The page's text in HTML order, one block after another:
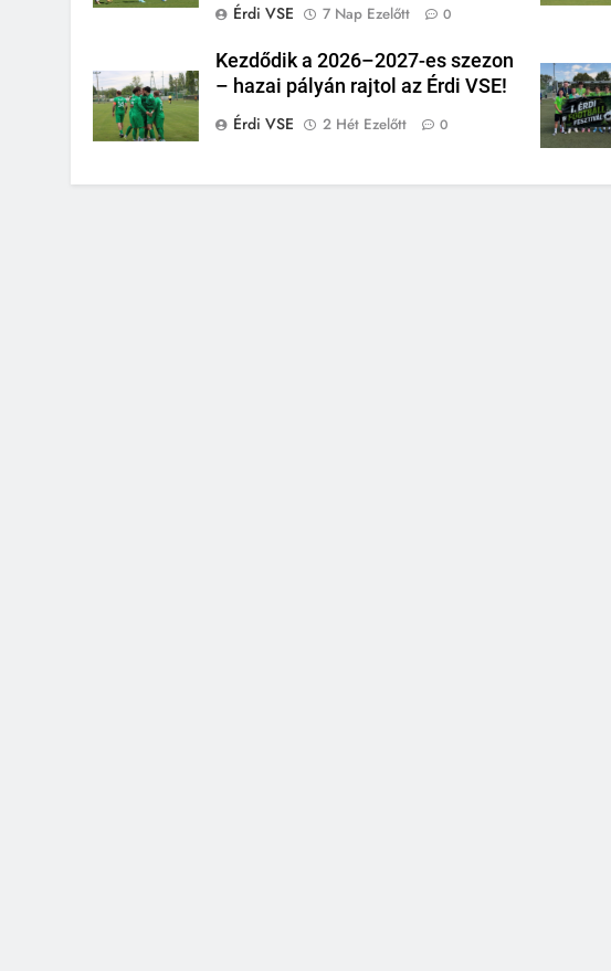
Érdi VSE
7 Nap Ezelőtt 0
Kezdődik a 2026–2027-es szezon
– hazai pályán rajtol az Érdi VSE!
Érdi VSE
2 Hét Ezelőtt 0